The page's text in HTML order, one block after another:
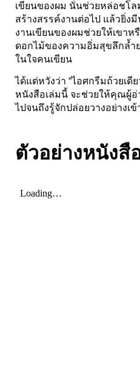
เขียนของผม นั่นช่วยหล่อชโ
สร้างสรรค์งานต่อไป แล้วยิ่ง
งานเขียนของผมช่วยให้เขาห
ดอกไม้ของความอิ่มสุขลึกล้ำ
ในใจคนเขียน
ได้แต่หวังว่า “ไอศกรีมถ้วยเดี
หนังสือเล่มนี้ จะช่วยให้คุณผู้
ไปจนถึงรู้จักปล่อยวางอย่างเ
ตัวอย่างหนังสื